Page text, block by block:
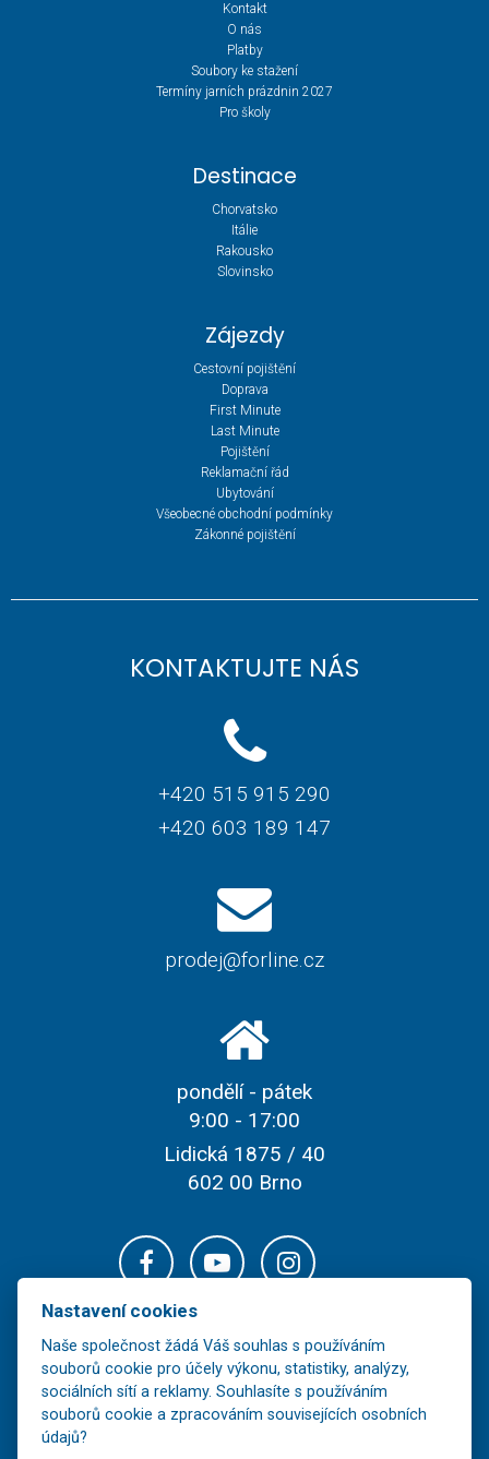
Kontakt
O nás
Platby
Soubory ke stažení
Termíny jarních prázdnin 2027
Pro školy
Destinace
Chorvatsko
Itálie
Rakousko
Slovinsko
Zájezdy
Cestovní pojištění
Doprava
First Minute
Last Minute
Pojištění
Reklamační řád
Ubytování
Všeobecné obchodní podmínky
Zákonné pojištění
KONTAKTUJTE NÁS
+420 515 915 290
+420 603 189 147
prodej@forline.cz
pondělí - pátek
9:00 - 17:00
Lidická 1875 / 40
602 00 Brno
Nastavení cookies
Naše společnost žádá Váš souhlas s používáním
souborů cookie pro účely výkonu, statistiky, analýzy,
sociálních sítí a reklamy. Souhlasíte s používáním
souborů cookie a zpracováním souvisejících osobních
údajů?